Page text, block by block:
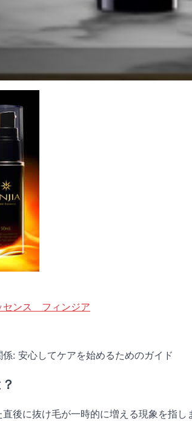
センス フィンジア
: 安心してケアを始めるためのガイド
後に抜け毛が一時的に増える現象を指